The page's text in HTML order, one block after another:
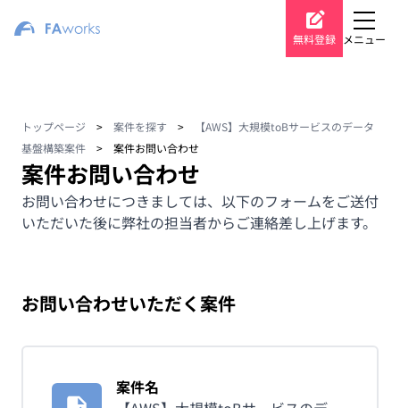
無料登録 メニュー
トップページ > 案件を探す >
【AWS】大規模toBサービスのデータ
基盤構築案件
> 案件お問い合わせ
案件お問い合わせ
お問い合わせにつきましては、以下のフォームをご送付
いただいた後に弊社の担当者からご連絡差し上げます。
お問い合わせいただく案件
案件名